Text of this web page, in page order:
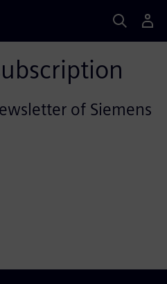
of Siemens